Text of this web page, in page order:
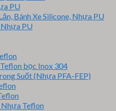
PU
Bánh Xe Silicone, Nhựa PU
PU
bọc Inox 304
Suốt (Nhựa PFA-FEP)
Teflon